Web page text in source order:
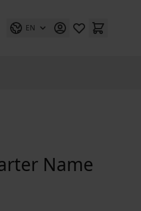
EN
Name